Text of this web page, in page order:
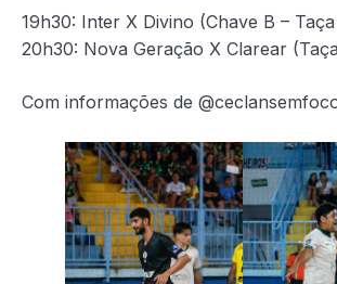
19h30: Inter X Divino (Chave B –
20h30: Nova Geração X Clarear
Com informações de